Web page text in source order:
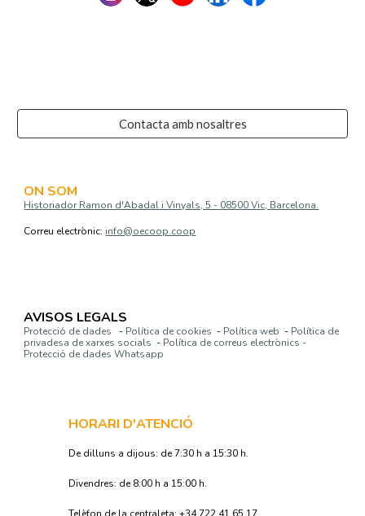
Contacta amb nosaltres
ON SOM
Historiador Ramon d'Abadal i Vinyals, 5 - 08500 Vic, Barcelona.
Correu electrònic: info@oecoop.coop
AVISOS LEGALS
Protecció de dades - Política de cookies - Política web - Política de
privadesa de xarxes socials - Política de correus electrònics -
Protecció de dades Whatsapp
HORARI D'ATENCIÓ
De dilluns a dijous: de 7:30 h a 15:30 h.
Divendres: de 8:00 h a 15:00 h.